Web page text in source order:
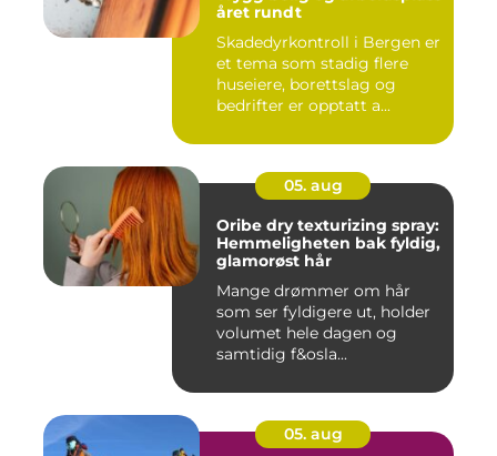
året rundt
Skadedyrkontroll i Bergen er
et tema som stadig flere
huseiere, borettslag og
bedrifter er opptatt a...
05. aug
Oribe dry texturizing spray:
Hemmeligheten bak fyldig,
glamorøst hår
Mange drømmer om hår
som ser fyldigere ut, holder
volumet hele dagen og
samtidig f&osla...
05. aug